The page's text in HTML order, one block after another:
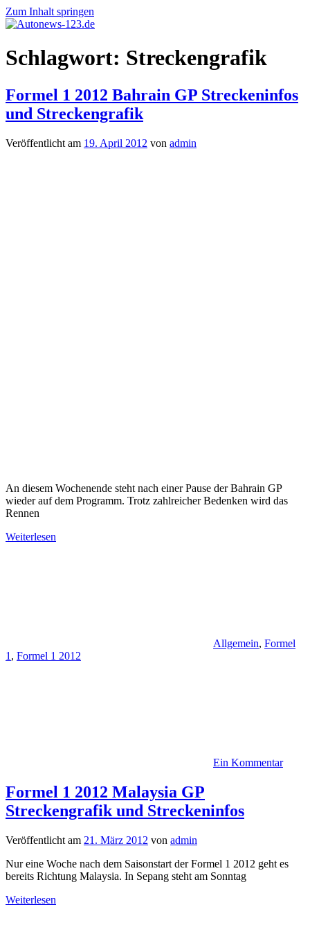
Zum Inhalt springen
Autonews-
123.de
Autonews
mit
Schlagwort: Streckengrafik
Formel 1 2012 Bahrain GP Streckeninfos
und Streckengrafik
Veröffentlicht am 19. April 2012 von admin
An diesem Wochenende steht nach einer Pause der Bahrain GP
wieder auf dem Programm. Trotz zahlreicher Bedenken wird das
Rennen
Weiterlesen
Allgemein, Formel
1 , Formel 1 2012
Ein Kommentar
Formel 1 2012 Malaysia GP
Streckengrafik und Streckeninfos
Veröffentlicht am 21. März 2012 von admin
Nur eine Woche nach dem Saisonstart der Formel 1 2012 geht es
bereits Richtung Malaysia. In Sepang steht am Sonntag
Weiterlesen